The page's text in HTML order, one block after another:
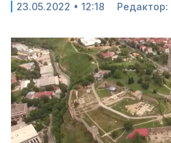
23.05.2022 • 12:18 Редактор: